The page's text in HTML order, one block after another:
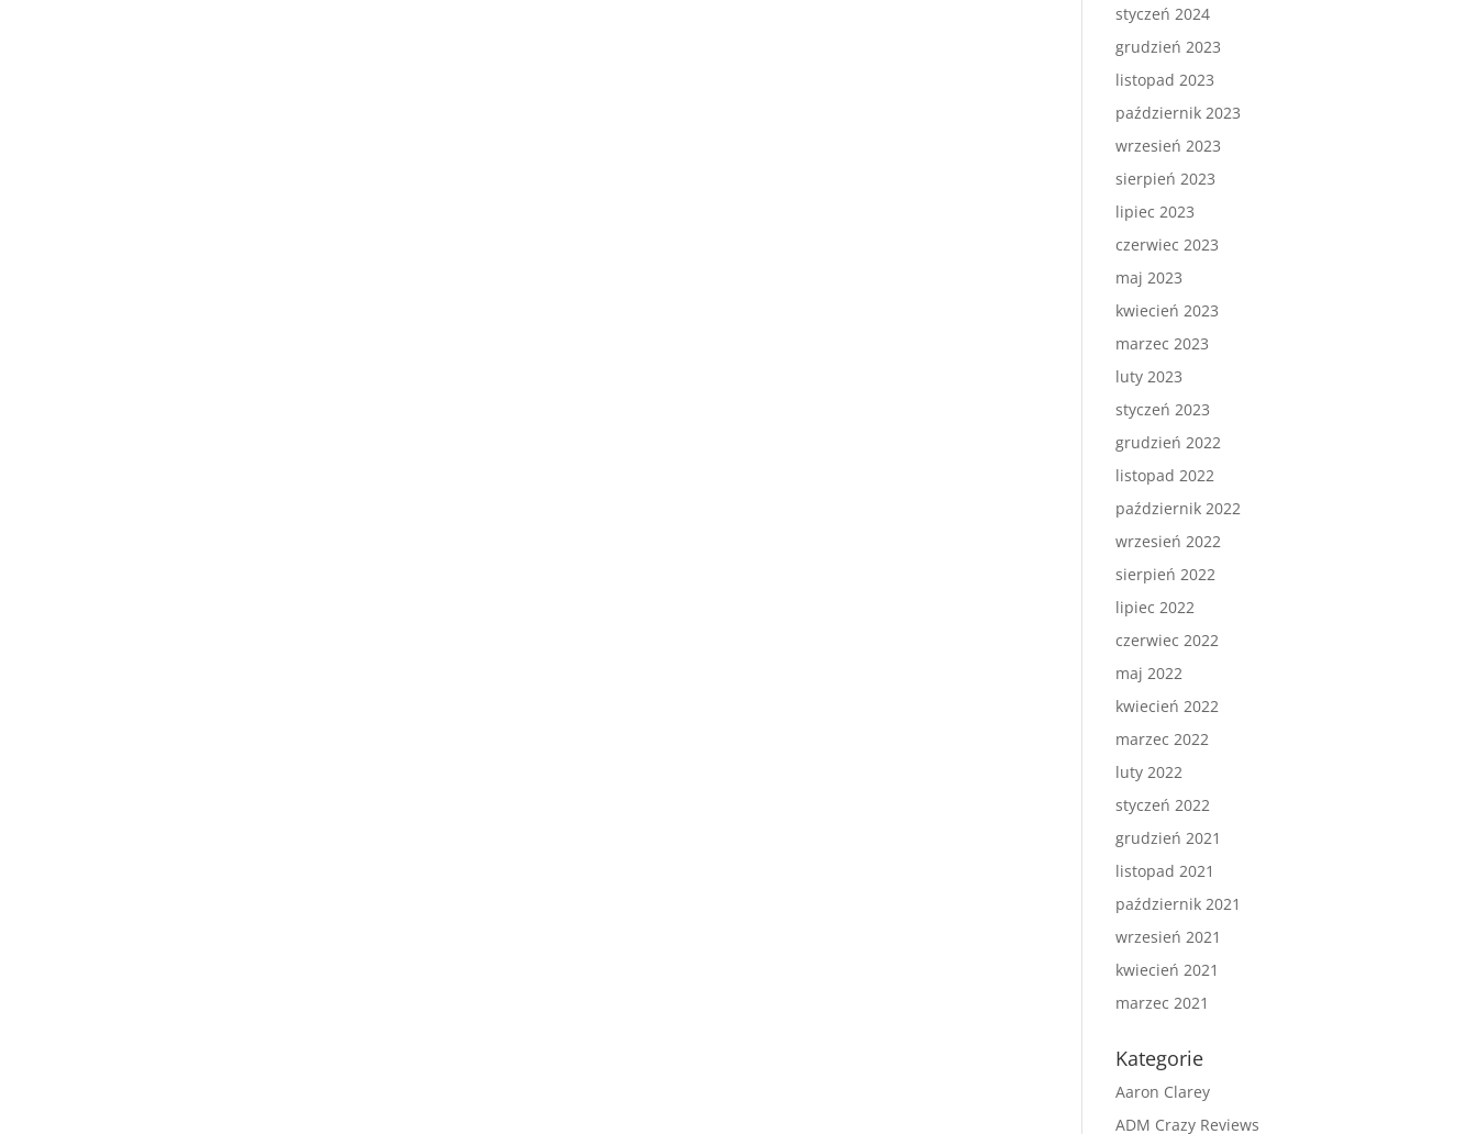
styczeń 2024
grudzień 2023
listopad 2023
październik 2023
wrzesień 2023
sierpień 2023
lipiec 2023
czerwiec 2023
maj 2023
kwiecień 2023
marzec 2023
luty 2023
styczeń 2023
grudzień 2022
listopad 2022
październik 2022
wrzesień 2022
sierpień 2022
lipiec 2022
czerwiec 2022
maj 2022
kwiecień 2022
marzec 2022
luty 2022
styczeń 2022
grudzień 2021
listopad 2021
październik 2021
wrzesień 2021
kwiecień 2021
marzec 2021
Kategorie
Aaron Clarey
ADM Crazy Reviews